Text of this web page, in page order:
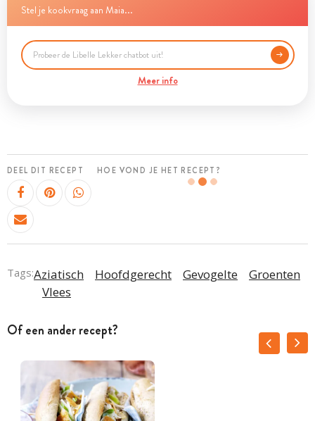
Stel je kookvraag aan Maia...
Meer info
DEEL DIT RECEPT HOE VOND JE HET RECEPT?
Tags:Aziatisch Hoofdgerecht Gevogelte
Groenten
Vlees
Of een ander recept?